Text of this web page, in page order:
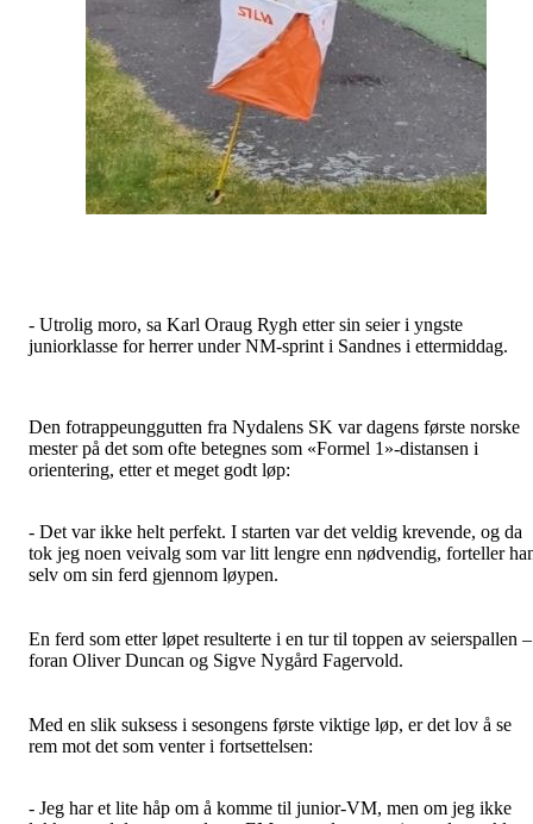
- Utrolig moro, sa Karl Oraug Rygh etter sin seier i yngste
juniorklasse for herrer under NM-sprint i Sandnes i ettermiddag.
Den fotrappeunggutten fra Nydalens SK var dagens første norske
mester på det som ofte betegnes som «Formel 1»-distansen i
orientering, etter et meget godt løp:
- Det var ikke helt perfekt. I starten var det veldig krevende, og da
tok jeg noen veivalg som var litt lengre enn nødvendig, forteller
selv om sin ferd gjennom løypen.
En ferd som etter løpet resulterte i en tur til toppen av seierspallen –
foran Oliver Duncan og Sigve Nygård Fagervold.
Med en slik suksess i sesongens første viktige løp, er det lov å se
rem mot det som venter i fortsettelsen:
- Jeg har et lite håp om å komme til junior-VM, men om jeg ikke